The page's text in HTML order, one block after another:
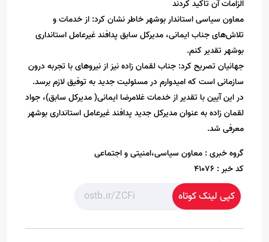
الزامات آن تاکید کردند
معاون سیاسی استاندار بوشهر خاطر نشان کرد: از خدمات و
تلاش‌های جناب ایمانی، مدیرکل سابق پدافند غیرعامل استانداری
بوشهر تقدیر کنم.
جهانیان تصریح کرد: جناب لقمان زاده نیز از نیروهای با تجربه درون
سازمانی است که امیدوارم در مسئولیت جدید به توفیق لازم برسد.
در این آیین با تقدیر از خدمات غلامرضا ایمانی( مدیرکل سابق)، جواد
لقمان زاده به عنوان مدیرکل جدید پدافند غیرعامل استانداری بوشهر
معرفی شد.
گروه خبری : معاون سیاسی،امنیتی و اجتماعی
کد خبر : 41076
کپی لینک کوتاه